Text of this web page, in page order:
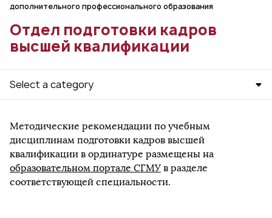
дополнительного профессионального образования
Отдел подготовки кадров
высшей квалификации
Select a category
Методические рекомендации по учебным
дисциплинам подготовки кадров высшей
квалификации в ординатуре размещены на
образовательном портале СГМУ в разделе
соответствующей специальности.